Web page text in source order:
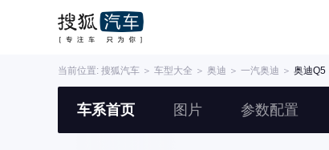
当前位置: 搜狐汽车 ＞ 车型大全 ＞ 奥迪 ＞ 一汽奥迪 ＞ 奥迪Q5
车系首页 图片 参数配置